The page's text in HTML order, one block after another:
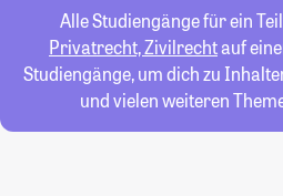
Alle Studiengänge für ein
Privatrecht, Zivilrechtauf
Studiengänge, um dich zu
und vielen weiteren